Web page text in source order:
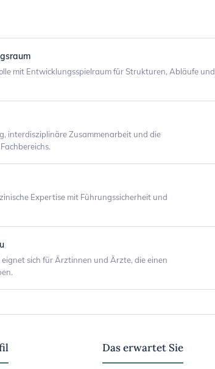
mit Entwicklungsspielraum für Strukturen, Abläufe und
interdisziplinäre Zusammenarbeit und die
Expertise mit Führungssicherheit und
sich für Ärztinnen und Ärzte, die einen
Das erwartet Sie